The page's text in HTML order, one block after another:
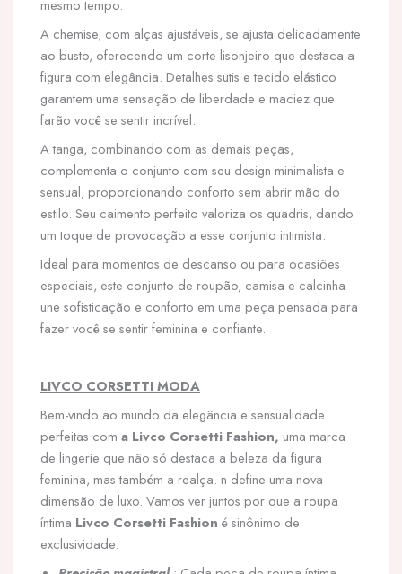
mesmo tempo.
A chemise, com alças ajustáveis, se ajusta delicadamente
ao busto, oferecendo um corte lisonjeiro que destaca a
figura com elegância. Detalhes sutis e tecido elástico
garantem uma sensação de liberdade e maciez que
farão você se sentir incrível.
A tanga, combinando com as demais peças,
complementa o conjunto com seu design minimalista e
sensual, proporcionando conforto sem abrir mão do
estilo. Seu caimento perfeito valoriza os quadris, dando
um toque de provocação a esse conjunto intimista.
Ideal para momentos de descanso ou para ocasiões
especiais, este conjunto de roupão, camisa e calcinha
une sofisticação e conforto em uma peça pensada para
fazer você se sentir feminina e confiante.
LIVCO CORSETTI MODA
Bem-vindo ao mundo da elegância e sensualidade
perfeitas com a Livco Corsetti Fashion, uma marca
de lingerie que não só destaca a beleza da figura
feminina, mas também a realça. n define uma nova
dimensão de luxo. Vamos ver juntos por que a roupa
íntima Livco Corsetti Fashion é sinônimo de
exclusividade.